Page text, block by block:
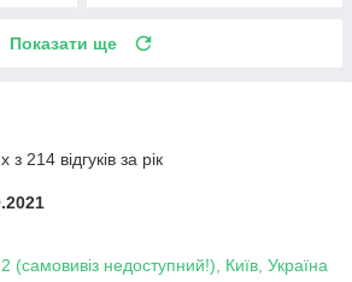
Показати ще
214 відгуків за рік
(самовивіз недоступний!), Київ, Україна